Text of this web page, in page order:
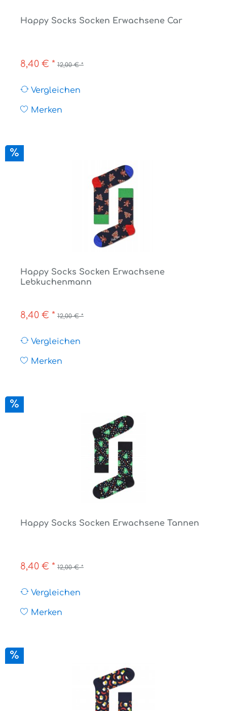
Happy Socks Socken Erwachsene Car
8,40 € * 12,00 € *
Vergleichen
Merken
Happy Socks Socken Erwachsene
Lebkuchenmann
8,40 € * 12,00 € *
Vergleichen
Merken
Happy Socks Socken Erwachsene Tannen
8,40 € * 12,00 € *
Vergleichen
Merken